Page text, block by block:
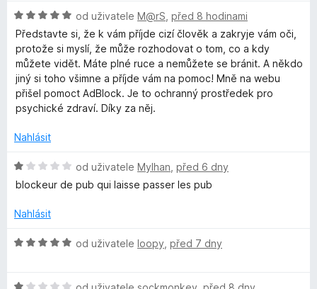
ň
k
u
A
d
b
l
o
í
5
z
5
H
o
d
n
o
c
e
í
5
z
od uživatele M@rS před 8 hodinami
Představte si, že k vám příjde cizí člověk a zakryje vám oči,
protože si myslí, že může rozhodovat o tom, co a kdy
můžete vidět. Máte plné ruce a nemůžete se bránit. A někdo
jiný si toho všimne a příjde vám na pomoc! Mně na webu
přišel pomoct AdBlock. Je to ochranný prostředek pro
psychické zdraví. Díky za něj.
Nahlásit
H
o
n
c
í
od uživatele Mylhan před 6 dny
blockeur de pub qui laisse passer les pub
Nahlásit
H
od uživatele loopy před 7 dny
H